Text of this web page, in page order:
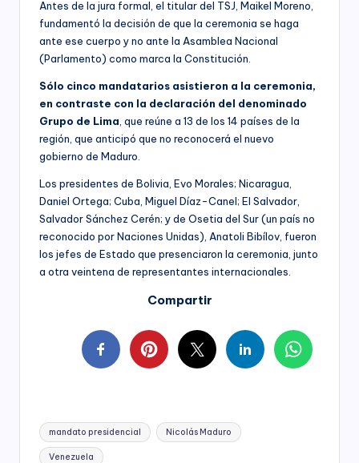
Antes de la jura formal, el titular del TSJ, Maikel Moreno,
fundamentó la decisión de que la ceremonia se haga
ante ese cuerpo y no ante la Asamblea Nacional
(Parlamento) como marca la Constitución.
Sólo cinco mandatarios asistieron a la ceremonia,
en contraste con la declaración del denominado
Grupo de Lima , que reúne a 13 de los 14 países de la
región, que anticipó que no reconocerá el nuevo
gobierno de Maduro.
Los presidentes de Bolivia, Evo Morales; Nicaragua,
Daniel Ortega; Cuba, Miguel Díaz-Canel; El Salvador,
Salvador Sánchez Cerén; y de Osetia del Sur (un país no
reconocido por Naciones Unidas), Anatoli Bibílov, fueron
los jefes de Estado que presenciaron la ceremonia, junto
a otra veintena de representantes internacionales.
Compartir
Tags:
mandato presidencial Nicolás Maduro
Venezuela